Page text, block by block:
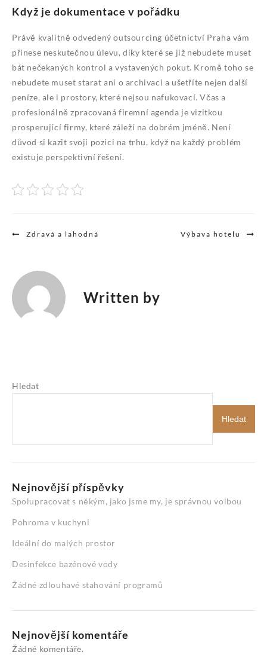
Když je dokumentace v pořádku
Právě kvalitně odvedený outsourcing účetnictví Praha vám
přinese neskutečnou úlevu, díky které se již nebudete muset
bát nečekaných kontrol a vystavených pokut. Kromě toho se
nebudete muset starat ani o archivaci a ušetříte nejen další
peníze, ale i prostory, které nejsou nafukovací. Včas a
profesionálně zpracovaná firemní agenda je vizitkou
prosperující firmy, které záleží na dobrém jméně. Není
důvod si kazit svoji pozici na trhu, když na každý problém
existuje perspektivní řešení.
Navigace
Zdravá a lahodná Výbava hotelu
Written by
Hledat
Hledat
Nejnovější příspěvky
Spolupracovat s někým, jako jsme my, je správnou volbou
Pohroma v kuchyni
Ideální do malých prostor
Desinfekce bazénové vody
Žádné zdlouhavé stahování programů
Nejnovější komentáře
Žádné komentáře.